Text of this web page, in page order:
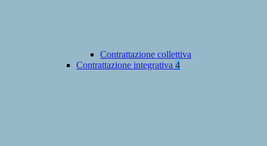
Contrattazione collettiva
Contrattazione integrativa 4